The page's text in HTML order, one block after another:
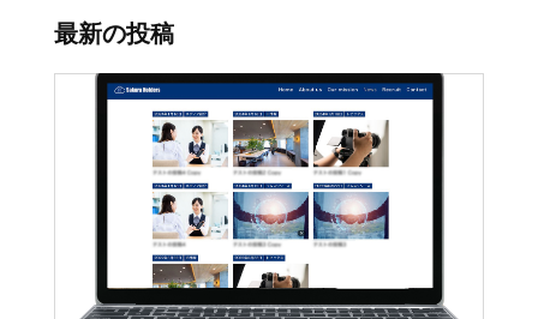
最新の投稿